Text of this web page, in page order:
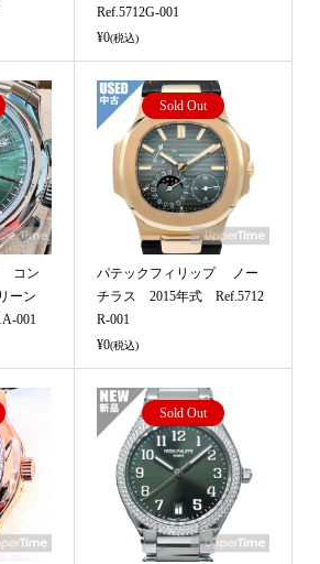
Ref.5712G-001
¥0(税込)
コン
ーン
001
Sold Out
パテックフィリップ ノー
チラス 2015年式 Ref.5712
R-001
¥0(税込)
Sold Out